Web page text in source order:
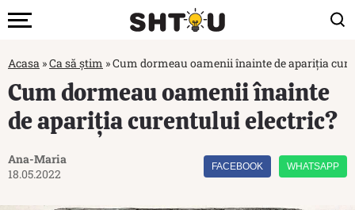
Acasa »Ca să știm »Cum dormeau oamenii înainte de apariția
Cum dormeau oamenii înainte
de apariția curentului electric?
Ana-Maria
18.05.2022
FACEBOOK WHATSAPP